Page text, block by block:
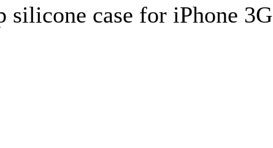
case for iPhone 3G